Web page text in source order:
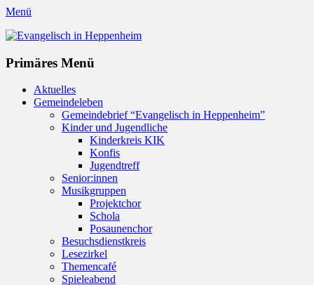
Menü
Evangelisch in Heppenheim
Primäres Menü
Zum
Inhalt
Aktuelles
Gemeindeleben
Gemeindebrief “Evangelisch in Heppenheim”
Kinder und Jugendliche
Kinderkreis KIK
Konfis
Jugendtreff
Senior:innen
Musikgruppen
Projektchor
Schola
Posaunenchor
Besuchsdienstkreis
Lesezirkel
Themencafé
Spieleabend